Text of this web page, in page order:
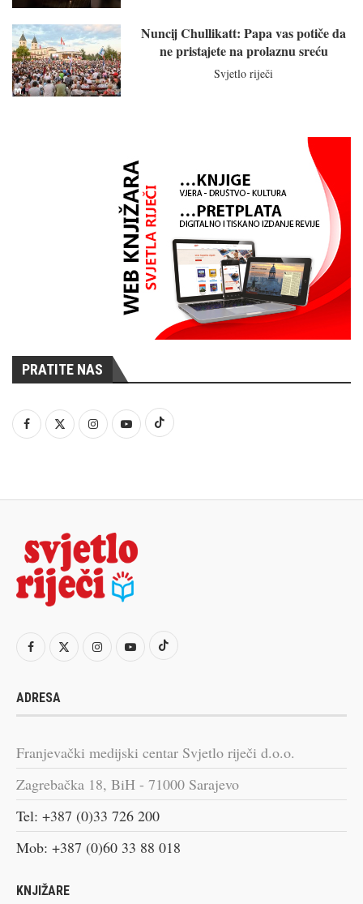
Nuncij Chullikatt: Papa vas potiče da
ne pristajete na prolaznu sreću
Svjetlo riječi
PRATITE NAS
ADRESA
Franjevački medijski centar Svjetlo riječi d.o.o.
Zagrebačka 18, BiH - 71000 Sarajevo
Tel: +387 (0)33 726 200
Mob: +387 (0)60 33 88 018
KNJIŽARE